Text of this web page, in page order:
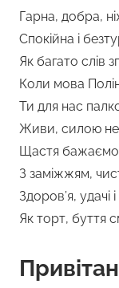
Гарна, добра,
Спокійна і
Як багато слів
Коли мова
Ти для нас
Живи, силою
Щастя бажаємо
З заміжжям,
Здоров’я, удачі
Як торт, буття